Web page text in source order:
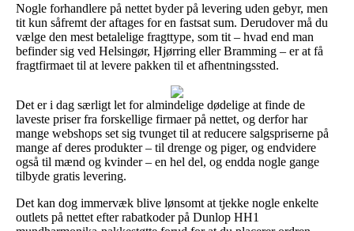
Nogle forhandlere på nettet byder på levering uden gebyr, men
tit kun såfremt der aftages for en fastsat sum. Derudover må du
vælge den mest betalelige fragttype, som tit – hvad end man
befinder sig ved Helsingør, Hjørring eller Bramming – er at få
fragtfirmaet til at levere pakken til et afhentningssted.
Det er i dag særligt let for almindelige dødelige at finde de
laveste priser fra forskellige firmaer på nettet, og derfor har
mange webshops set sig tvunget til at reducere salgspriserne på
mange af deres produkter – til drenge og piger, og endvidere
også til mænd og kvinder – en hel del, og endda nogle gange
tilbyde gratis levering.
Det kan dog immervæk blive lønsomt at tjekke nogle enkelte
outlets på nettet efter rabatkoder på Dunlop HH1